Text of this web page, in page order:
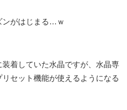
ンがはじまる…ｗ
着していた水晶ですが、水晶専
セット機能が使えるようになる